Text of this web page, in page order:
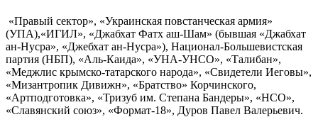
«Правый сектор», «Украинская повстанческая армия»
(УПА),«ИГИЛ», «Джабхат Фатх аш-Шам» (бывшая «Джабхат
ан-Нусра», «Джебхат ан-Нусра»), Национал-Большевистская
партия (НБП), «Аль-Каида», «УНА-УНСО», «Талибан»,
«Меджлис крымско-татарского народа», «Свидетели Иеговы»,
«Мизантропик Дивижн», «Братство» Корчинского,
«Артподготовка», «Тризуб им. Степана Бандеры», «НСО»,
«Славянский союз», «Формат-18», Дуров Павел Валерьевич.